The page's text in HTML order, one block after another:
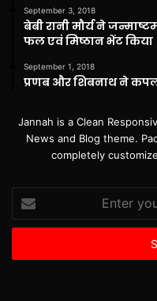
September 3, 2018
बेबी रानी मौर्य ने
फल एवं मिष्ठान भेंट किया
September 1, 2018
प्रणब और शिबनाथ ने
Jannah is a Clean
News and Blog theme.
completely
your
Email